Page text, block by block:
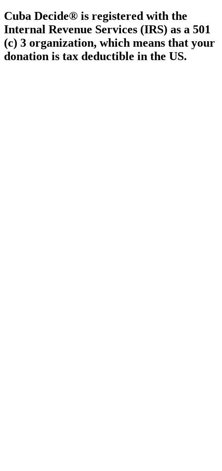
Cuba Decide® is registered with the
Internal Revenue Services (IRS) as a 501
(c) 3 organization, which means that your
donation is tax deductible in the US.